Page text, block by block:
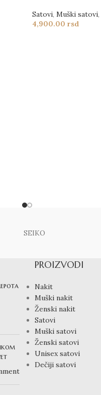
Satovi, Muški satovi,
4,900.00 rsd
SEIKO
PROIZVODI
Nakit
Muški nakit
Ženski nakit
Satovi
Muški satovi
Ženski satovi
Unisex satovi
Dečiji satovi